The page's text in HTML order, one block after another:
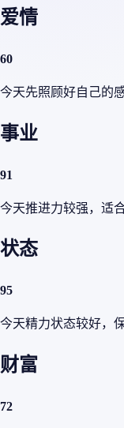
爱情
60
今天先照顾好自己的
事业
91
今天推进力较强，适
状态
95
今天精力状态较好，
财富
72